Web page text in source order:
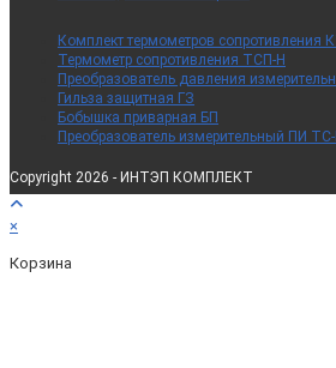
Комплект термометров сопротивления
Термометр сопротивления ТСП-Н
Преобразователь давления
Гильза защитная ГЗ
Бобышка приварная БП
Преобразователь измерительный ПИ
Copyright 2026 - ИНТЭП КОМПЛЕКТ
×
Корзина